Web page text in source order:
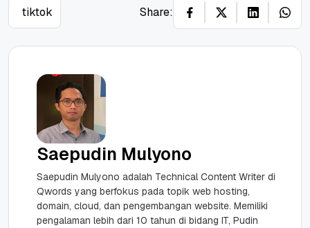
tiktok Share:
Saepudin Mulyono
Saepudin Mulyono adalah Technical Content Writer di
Qwords yang berfokus pada topik web hosting,
domain, cloud, dan pengembangan website. Memiliki
pengalaman lebih dari 10 tahun di bidang IT, Pudin